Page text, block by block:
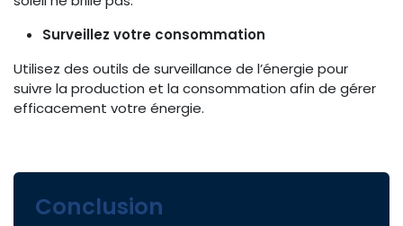
Surveillez votre consommation
Utilisez des outils de surveillance de l’énergie pour
suivre la production et la consommation afin de gérer
efficacement votre énergie.
Conclusion